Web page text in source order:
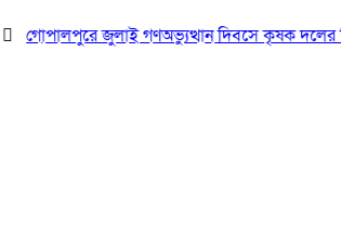
গোপালপুরে জুলাই গণঅভ্যুত্থান দিবসে কৃষক দলের বিজয়